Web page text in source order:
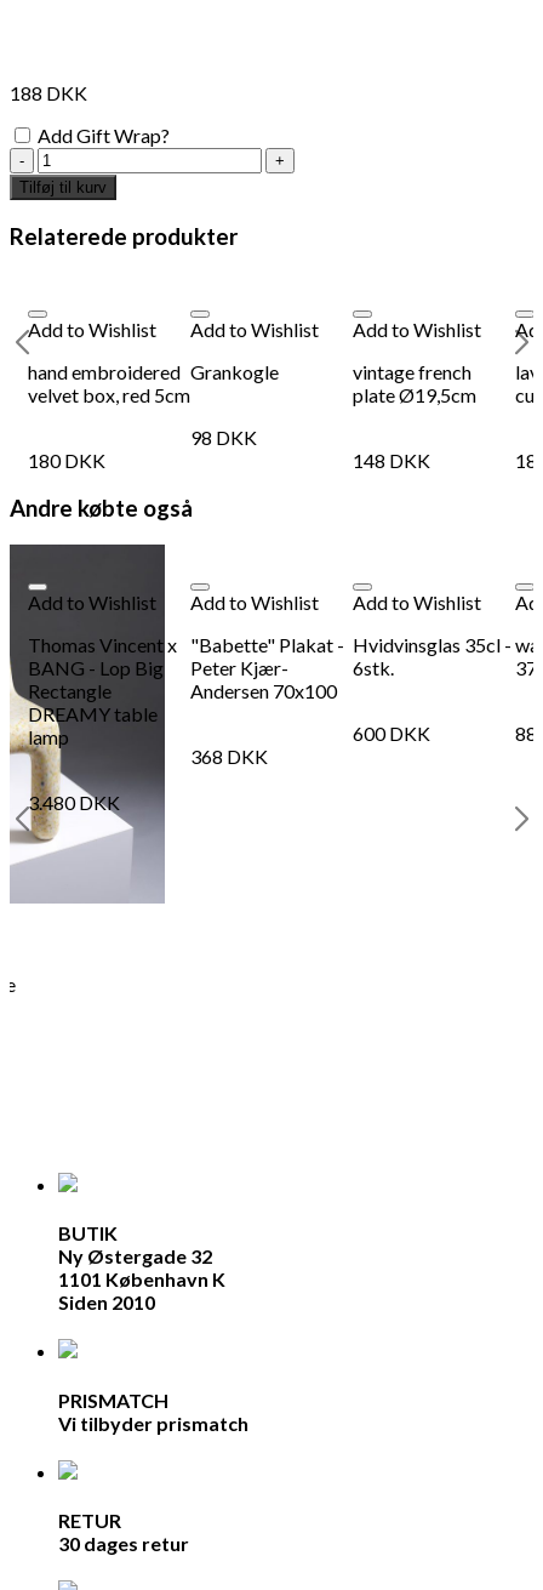
188 DKK
Add Gift Wrap?
Travel
Organiser
-
Pink
antal
Tilføj til kurv
Relaterede produkter
Add to Wishlist
hand embroidered
velvet box, red 5cm
180DKK
Add to Wishlist
Grankogle
98 DKK
Add to Wishlist
vintage french
plate Ø19,5cm
148 DKK
Andre købte også
Add to Wishlist
Thomas Vincent x
BANG - Lop Big
Rectangle
DREAMY table
lamp
3.480DKK
Add to Wishlist
"Babette" Plakat -
Peter Kjær-
Andersen 70x100
368 DKK
Add to Wishlist
Hvidvinsglas 35cl -
6stk.
600DKK
BUTIK
Ny Østergade 32
1101 København K
Siden 2010
PRISMATCH
Vi tilbyder prismatch
RETUR
30 dages retur